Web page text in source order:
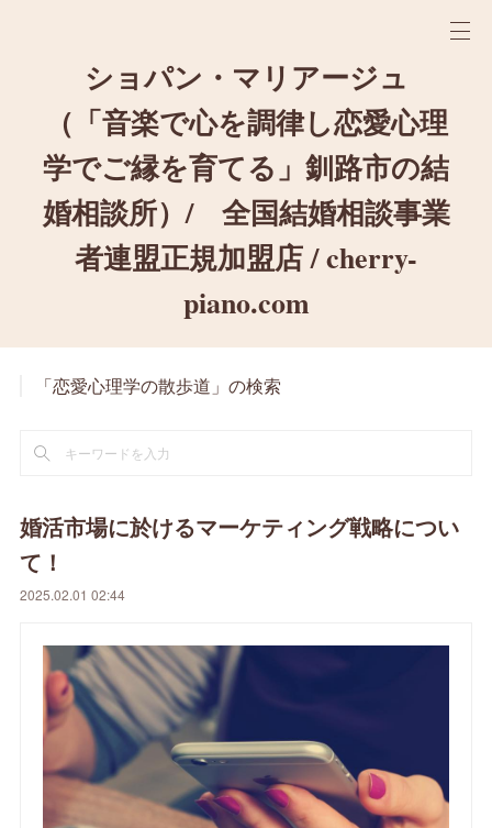
ショパン・マリアージュ
（「音楽で心を調律し恋愛心理
学でご縁を育てる」釧路市の結
婚相談所）/ 全国結婚相談事業
者連盟正規加盟店 / cherry-
piano.com
「恋愛心理学の散歩道」の検索
婚活市場に於けるマーケティング戦略につい
て！
2025.02.01 02:44